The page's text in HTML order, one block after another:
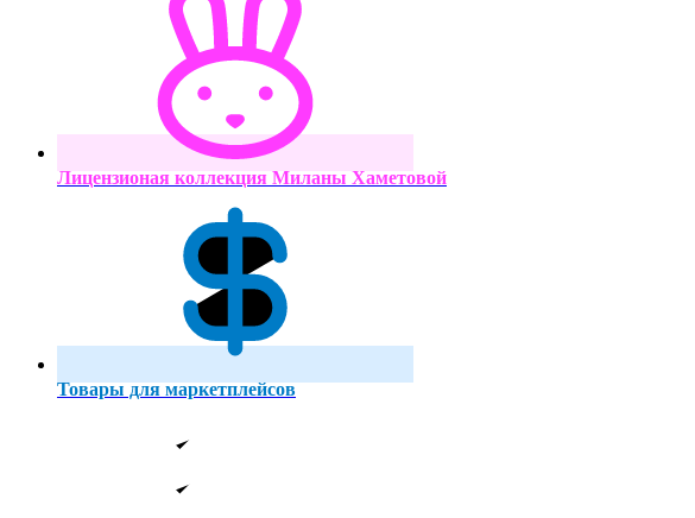
Лицензионая коллекция Миланы Хаметовой
Товары для маркетплейсов